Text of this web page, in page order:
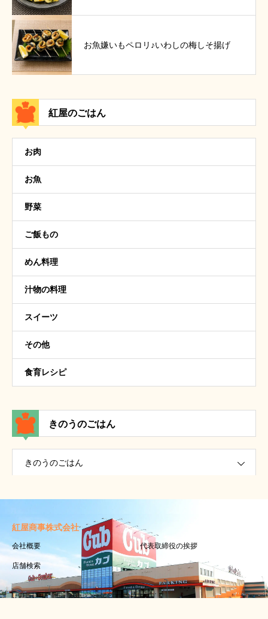
お魚嫌いもペロリ♪いわしの梅しそ揚げ
紅屋のごはん
お肉
お魚
野菜
ご飯もの
めん料理
汁物の料理
スイーツ
その他
食育レシピ
きのうのごはん
きのうのごはん
紅屋商事株式会社
会社概要 代表取締役の挨拶
店舗検索